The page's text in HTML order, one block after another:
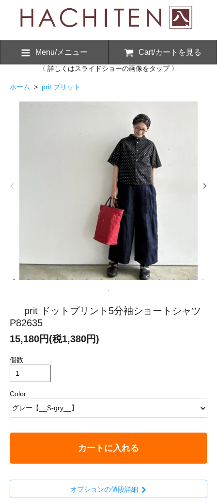
Menu/メニュー Cart/カートを見る
〈 詳しくはスライドショーの画像をタップ 〉
ホーム > prit プリット
prit ドットプリント5分袖ショートシャツ
P82635
15,180円(税1,380円)
個数
Color
カートに入れる
オプションの値段詳細